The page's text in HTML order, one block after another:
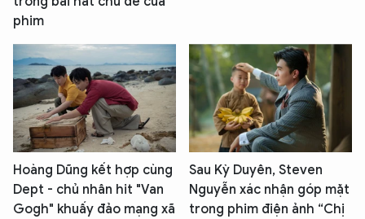
phim
Hoàng Dũng kết hợp cùng
Dept - chủ nhân hit "Van
Gogh" khuấy đảo mạng xã
Sau Kỳ Duyên, Steven
Nguyễn xác nhận góp mặt
trong phim điện ảnh “Chị